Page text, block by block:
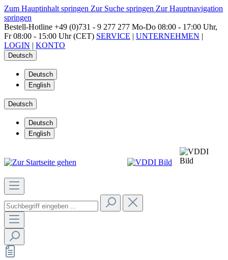
Zum Hauptinhalt springen Zur Suche springen Zur Hauptnavigation
springen
Bestell-Hotline +49 (0)731 - 9 277 277 Mo-Do 08:00 - 17:00 Uhr,
Fr 08:00 - 15:00 Uhr (CET) SERVICE | UNTERNEHMEN |
LOGIN | KONTO
Deutsch
Deutsch
English
Deutsch
Deutsch
English